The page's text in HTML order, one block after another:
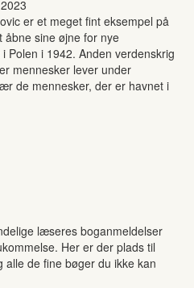
er et meget fint eksempel på
sine øjne for nye
Polen i 1942. Anden verdenskrig
mennesker lever under
de mennesker, der er havnet i
læseres boganmeldelser
Her er der plads til
de fine bøger du ikke kan